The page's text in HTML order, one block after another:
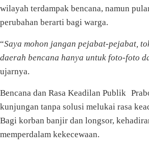
wilayah terdampak bencana, namun
perubahan berarti bagi warga.
“Saya mohon jangan pejabat-pejabat,
daerah bencana hanya untuk foto-foto
ujarnya.
Bencana dan Rasa Keadilan Publik
kunjungan tanpa solusi melukai rasa
Bagi korban banjir dan longsor,
memperdalam kekecewaan.